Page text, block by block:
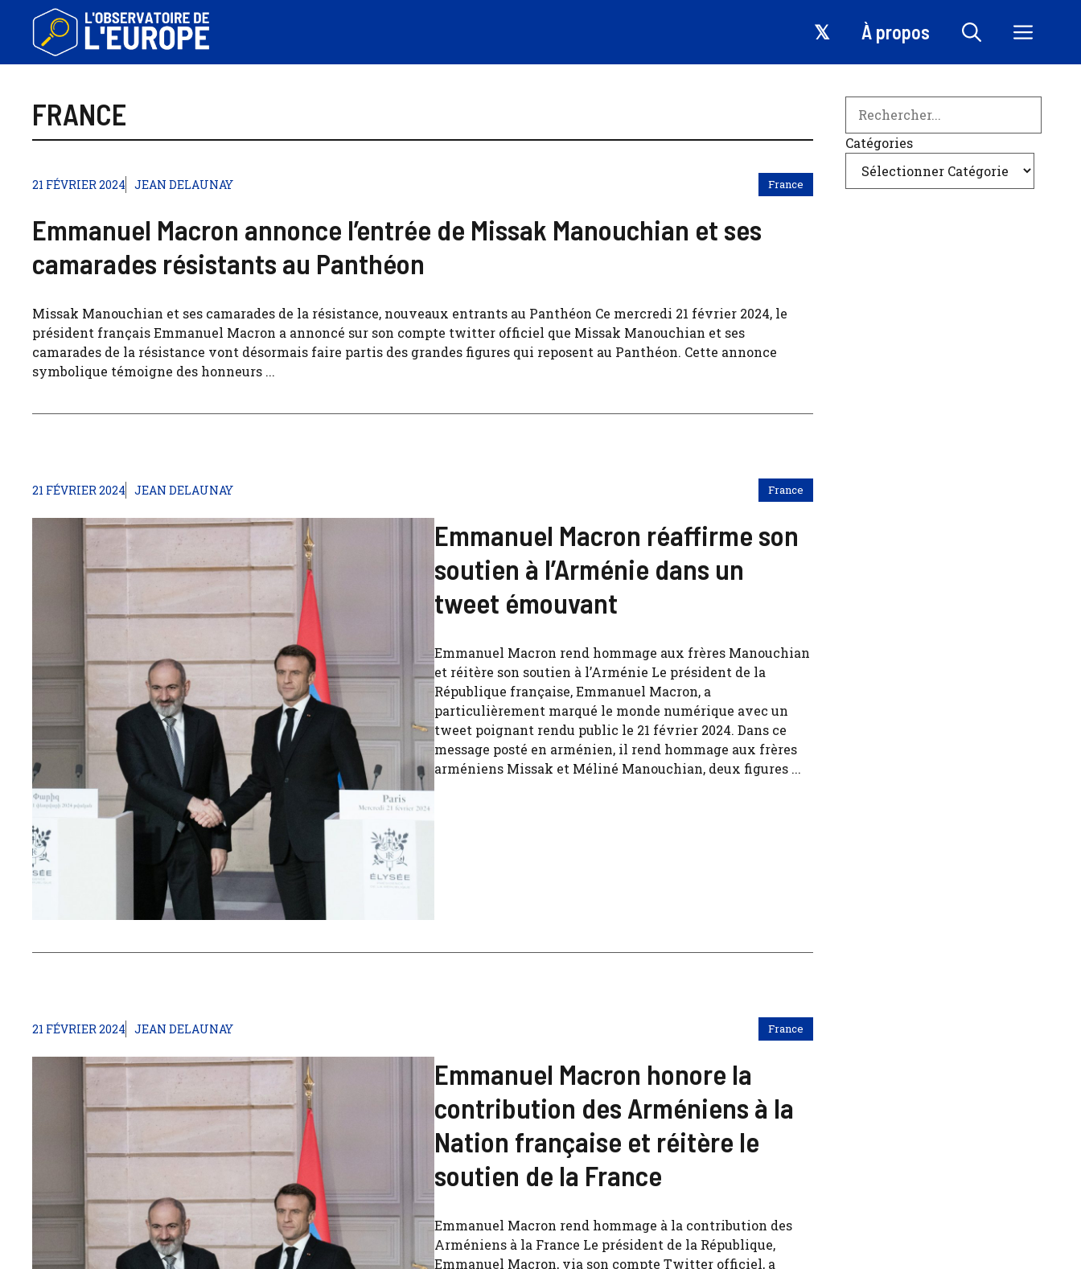
contenu
𝕏 À propos
FRANCE
21 FÉVRIER 2024 JEAN DELAUNAY France
Emmanuel Macron annonce l’entrée de Missak Manouchian et ses
camarades résistants au Panthéon
Missak Manouchian et ses camarades de la résistance, nouveaux entrants au Panthéon Ce mercredi 21 février 2024, le
président français Emmanuel Macron a annoncé sur son compte twitter officiel que Missak Manouchian et ses
camarades de la résistance vont désormais faire partis des grandes figures qui reposent au Panthéon. Cette annonce
symbolique témoigne des honneurs ...
21 FÉVRIER 2024 JEAN DELAUNAY France
Emmanuel Macron réaffirme son
soutien à l’Arménie dans un
tweet émouvant
Emmanuel Macron rend hommage aux frères Manouchian
et réitère son soutien à l’Arménie Le président de la
République française, Emmanuel Macron, a
particulièrement marqué le monde numérique avec un
tweet poignant rendu public le 21 février 2024. Dans ce
message posté en arménien, il rend hommage aux frères
arméniens Missak et Méliné Manouchian, deux figures ...
21 FÉVRIER 2024 JEAN DELAUNAY France
Emmanuel Macron honore la
contribution des Arméniens à la
Nation française et réitère le
soutien de la France
Emmanuel Macron rend hommage à la contribution des
Arméniens à la France Le président de la République,
Emmanuel Macron, via son compte Twitter officiel, a
Catégories